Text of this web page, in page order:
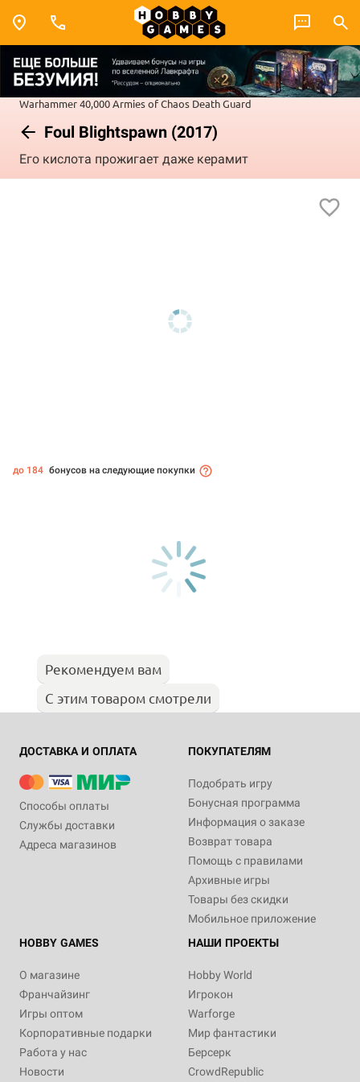
Warhammer 40,000Armies of Chaos Death Guard
Foul Blightspawn (2017)
Его кислота прожигает даже керамит
до 184 бонусов на следующие покупки
Рекомендуем вам
С этим товаром смотрели
ДОСТАВКА И ОПЛАТА
Способы оплаты
Службы доставки
Адреса магазинов
ПОКУПАТЕЛЯМ
Подобрать игру
Бонусная программа
Информация о заказе
Возврат товара
Помощь с правилами
Архивные игры
Товары без скидки
Мобильное приложение
HOBBY GAMES
О магазине
Франчайзинг
Игры оптом
Корпоративные подарки
Работа у нас
Новости
НАШИ ПРОЕКТЫ
Hobby World
Игрокон
Warforge
Мир фантастики
Берсерк
CrowdRepublic